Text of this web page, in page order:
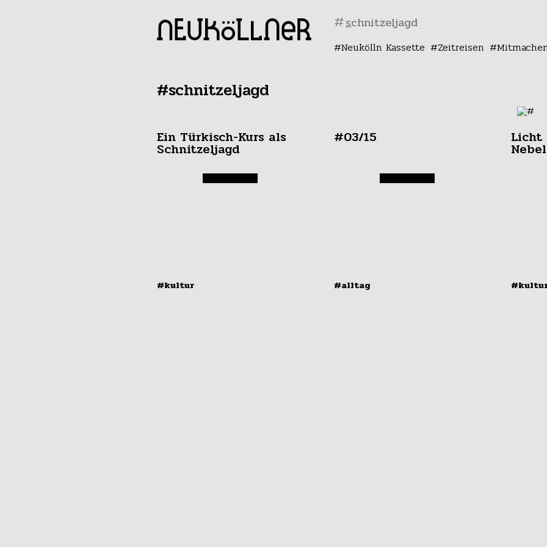
#
Neukölln Kassette Zeitreisen
#schnitzeljagd
Ein Türkisch-Kurs als
Schnitzeljagd
#kultur
#03/15
#alltag
Licht
Nebel